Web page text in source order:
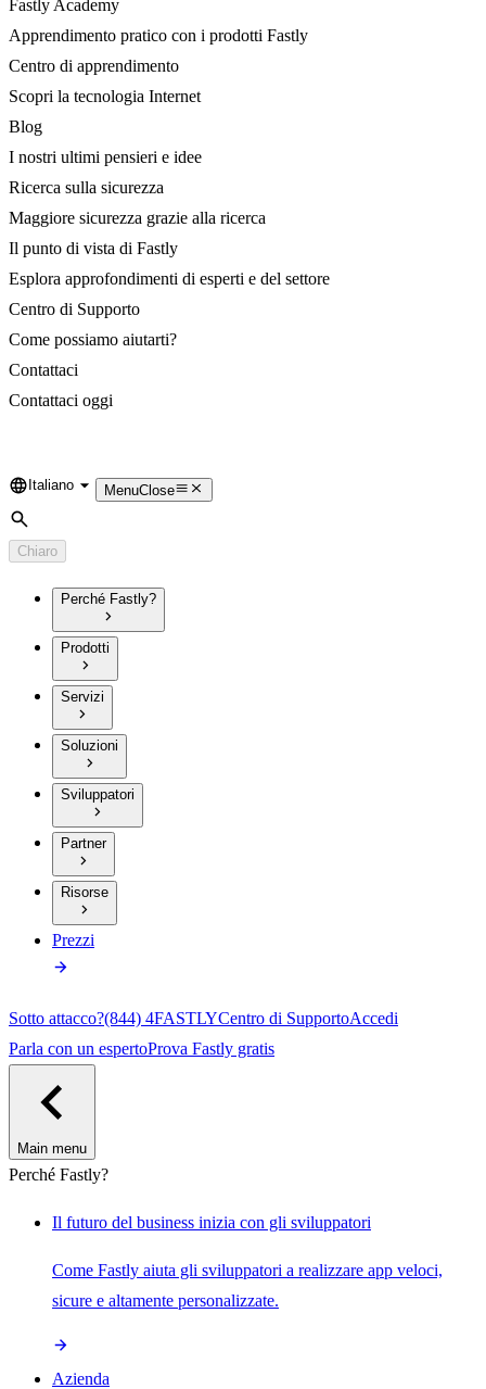
Fastly Academy
Apprendimento pratico con i prodotti Fastly
Centro di apprendimento
Scopri la tecnologia Internet
Blog
I nostri ultimi pensieri e idee
Ricerca sulla sicurezza
Maggiore sicurezza grazie alla ricerca
Il punto di vista di Fastly
Esplora approfondimenti di esperti e del settore
Centro di Supporto
Come possiamo aiutarti?
Contattaci
Contattaci oggi
Language
Italiano MenuClose
Cerca
Chiaro
Perché Fastly?
Prodotti
Servizi
Soluzioni
Sviluppatori
Partner
Risorse
Prezzi
Sotto attacco?(844) 4FASTLYCentro di SupportoAccedi
Parla con un espertoProva Fastly gratis
Main menu
Perché Fastly?
Il futuro del business inizia con gli sviluppatori
Come Fastly aiuta gli sviluppatori a realizzare app veloci,
sicure e altamente personalizzate.
Azienda